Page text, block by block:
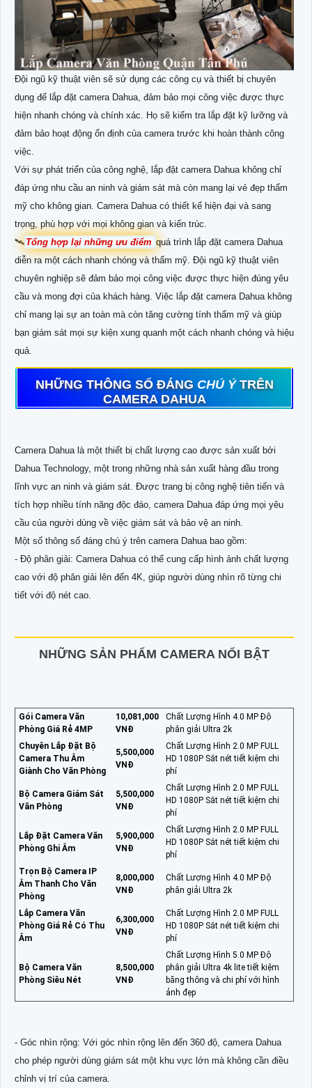
Đội ngũ kỹ thuật viên sẽ sử dụng các công cụ và thiết bị chuyên
dụng để lắp đặt camera Dahua, đảm bảo mọi công việc được thực
hiện nhanh chóng và chính xác. Họ sẽ kiểm tra lắp đặt kỹ lưỡng và
đảm bảo hoạt động ổn định của camera trước khi hoàn thành công
việc.
Với sự phát triển của công nghệ, lắp đặt camera Dahua không chỉ
đáp ứng nhu cầu an ninh và giám sát mà còn mang lại vẻ đẹp thẩm
mỹ cho không gian. Camera Dahua có thiết kế hiện đại và sang
trọng, phù hợp với mọi không gian và kiến trúc.
🛰 Tổng hợp lại những ưu điểm quá trình lắp đặt camera Dahua
diễn ra một cách nhanh chóng và thẩm mỹ. Đội ngũ kỹ thuật viên
chuyên nghiệp sẽ đảm bảo mọi công việc được thực hiện đúng yêu
cầu và mong đợi của khách hàng. Việc lắp đặt camera Dahua không
chỉ mang lại sự an toàn mà còn tăng cường tính thẩm mỹ và giúp
bạn giám sát mọi sự kiện xung quanh một cách nhanh chóng và hiệu
quả.
NHỮNG THÔNG SỐ ĐÁNG CHÚ Ý TRÊN
CAMERA DAHUA
Camera Dahua là một thiết bị chất lượng cao được sản xuất bởi
Dahua Technology, một trong những nhà sản xuất hàng đầu trong
lĩnh vực an ninh và giám sát. Được trang bị công nghệ tiên tiến và
tích hợp nhiều tính năng độc đáo, camera Dahua đáp ứng mọi yêu
cầu của người dùng về việc giám sát và bảo vệ an ninh.
Một số thông số đáng chú ý trên camera Dahua bao gồm:
- Độ phân giải: Camera Dahua có thể cung cấp hình ảnh chất lượng
cao với độ phân giải lên đến 4K, giúp người dùng nhìn rõ từng chi
tiết với độ nét cao.
NHỮNG SẢN PHẨM CAMERA NỔI BẬT
Gói Camera Văn
Phòng Giá Rẻ 4MP
10,081,000
VNĐ
Chất Lượng Hình 4.0 MP Độ
phân giải Ultra 2k
Chuyên Lắp Đặt Bộ
Camera Thu Âm
Giành Cho Văn Phòng
5,500,000
VNĐ
Chất Lượng Hình 2.0 MP FULL
HD 1080P Sắt nét tiết kiệm chi
phí
Bộ Camera Giám Sát
Văn Phòng
5,500,000
VNĐ
Chất Lượng Hình 2.0 MP FULL
HD 1080P Sắt nét tiết kiệm chi
phí
Lắp Đặt Camera Văn
Phòng Ghi Âm
5,900,000
VNĐ
Chất Lượng Hình 2.0 MP FULL
HD 1080P Sắt nét tiết kiệm chi
phí
Trọn Bộ Camera IP
Âm Thanh Cho Văn
Phòng
8,000,000
VNĐ
Chất Lượng Hình 4.0 MP Độ
phân giải Ultra 2k
Lắp Camera Văn
Phòng Giá Rẻ Có Thu
Âm
6,300,000
VNĐ
Chất Lượng Hình 2.0 MP FULL
HD 1080P Sắt nét tiết kiệm chi
phí
Bộ Camera Văn
Phòng Siêu Nét
8,500,000
VNĐ
Chất Lượng Hình 5.0 MP Độ
phân giải Ultra 4k lite tiết kiệm
băng thông và chi phí với hình
ảnh đẹp
- Góc nhìn rộng: Với góc nhìn rộng lên đến 360 độ, camera Dahua
cho phép người dùng giám sát một khu vực lớn mà không cần điều
chỉnh vị trí của camera.